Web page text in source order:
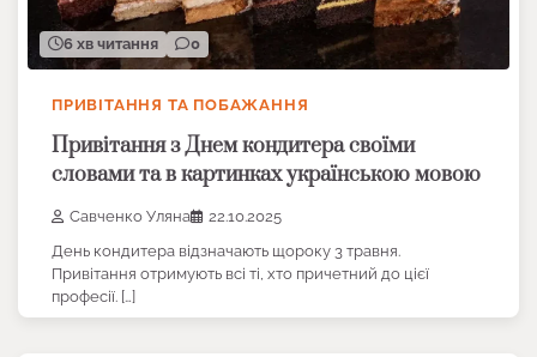
6 хв читання 0
ПРИВІТАННЯ ТА ПОБАЖАННЯ
Привітання з Днем кондитера своїми
словами та в картинках українською мовою
Савченко Уляна
22.10.2025
День кондитера відзначають щороку 3 травня.
Привітання отримують всі ті, хто причетний до цієї
професії. […]